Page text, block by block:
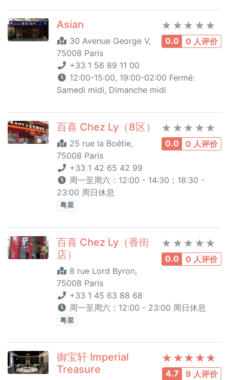
0.0 0 人评价
Asian
30 Avenue George V,
75008 Paris
+33 1 56 89 11 00
12:00-15:00, 19:00-02:00 Fermé:
Samedi midi, Dimanche midi
0.0 0 人评价
百喜 Chez Ly（8区）
25 rue la Boétie,
75008 Paris
+33 1 42 65 42 99
周一至周六：12:00 - 14:30；18:30 -
23:00 周日休息
粤菜
0.0 0 人评价
百喜 Chez Ly（香街
店）
8 rue Lord Byron,
75008 Paris
+33 1 45 63 88 68
周一至周六：12:00 - 23:00 周日休息
粤菜
4.7 9 人评价
御宝轩 Imperial
Treasure